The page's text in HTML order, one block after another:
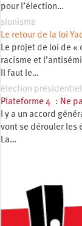
pour l’élection…
sionisme
Le retour de la loi
Le projet de loi de «
racisme et
Il faut le…
élection
Plateforme 4 : Ne
l y a un accord
vont se dérouler les
La…